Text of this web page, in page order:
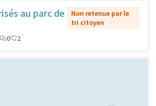
au parc de
Non retenue par le
tri citoyen
0 2